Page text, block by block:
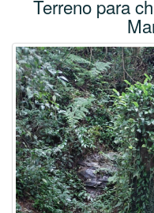
Terreno para